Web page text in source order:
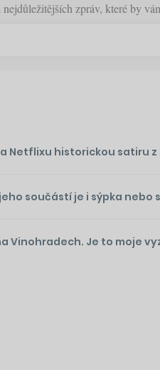
zpráv, které by
Netflixu historickou satiru
součástí je i sýpka nebo
Vinohradech. Je to moje